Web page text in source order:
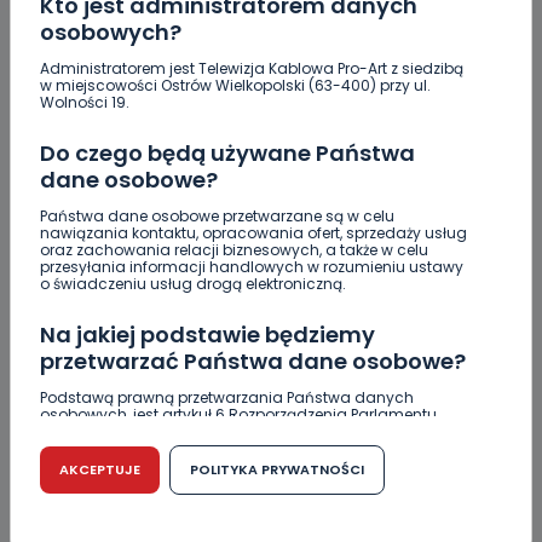
osobowych?
Administratorem jest Telewizja Kablowa Pro-Art z siedzibą
w miejscowości Ostrów Wielkopolski (63-400) przy ul.
Wolności 19.
Do czego będą używane Państwa
dane osobowe?
Państwa dane osobowe przetwarzane są w celu
nawiązania kontaktu, opracowania ofert, sprzedaży usług
oraz zachowania relacji biznesowych, a także w celu
przesyłania informacji handlowych w rozumieniu ustawy
o świadczeniu usług drogą elektroniczną.
Na jakiej podstawie będziemy
przetwarzać Państwa dane osobowe?
Podstawą prawną przetwarzania Państwa danych
osobowych, jest artykuł 6 Rozporządzenia Parlamentu
r. w sprawie ochrony osób fizycznych w związku z
przetwarzaniem danych osobowych w sprawie
swobodnego przepływu takich danych oraz uchylenia
dyrektywy 95/46/WE (RODO).
AKCEPTUJE POLITYKA PRYWATNOŚCI
REGION WIADOMOŚCI
maturzystów? [WIDEO]
07.05.2018 11:32
Ewa Szewczyk